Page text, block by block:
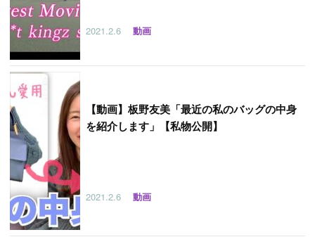
2021.2.6 動画
【動画】板野友美「最近の私のバッグの中身
を紹介します」【私物公開】
2021.2.6 動画